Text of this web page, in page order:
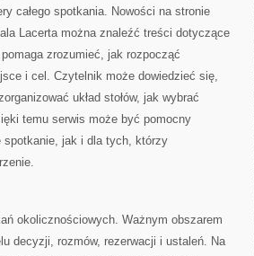
całego spotkania. Nowości na stronie
Lacerta można znaleźć treści dotyczące
zrozumieć, jak rozpocząć
i cel. Czytelnik może dowiedzieć się,
układ stołów, jak wybrać
temu serwis może być pomocny
spotkanie, jak i dla tych, którzy
okolicznościowych. Ważnym obszarem
decyzji, rozmów, rezerwacji i ustaleń. Na